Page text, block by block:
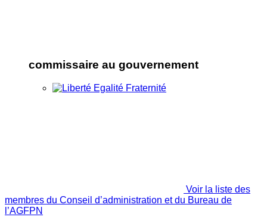
commissaire au gouvernement
Voir la liste des
membres du Conseil d’administration et du Bureau de
l’AGFPN